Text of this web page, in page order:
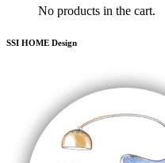
No products in the cart.
SSI HOME Design